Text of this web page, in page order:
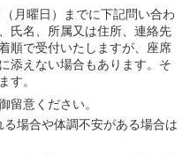
月曜日）までに下記問い合わ
氏名、所属又は住所、連絡先
順で受付いたしますが、座席
添えない場合もあります。そ
す。
留意ください。
場合や体調不安がある場合は